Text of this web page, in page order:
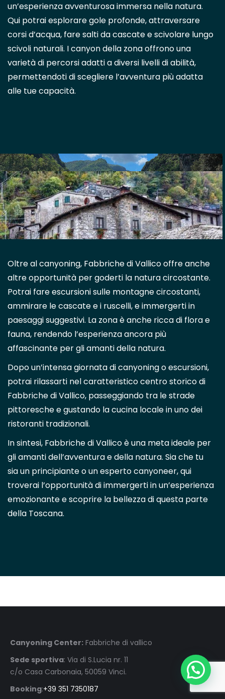
un’esperienza avventurosa immersa nella natura.
Qui potrai esplorare gole profonde, attraversare
corsi d’acqua, fare salti da cascate e scivolare lungo
scivoli naturali. I canyon della zona offrono una
varietà di percorsi adatti a diversi livelli di abilità,
permettendoti di scegliere l’avventura più adatta
alle tue capacità.
Oltre al canyoning, Fabbriche di Vallico offre anche
altre opportunità per goderti la natura circostante.
Potrai fare escursioni sulle montagne circostanti,
ammirare le cascate e i ruscelli, e immergerti in
paesaggi suggestivi. La zona è anche ricca di flora e
fauna, rendendo l’esperienza ancora più
affascinante per gli amanti della natura.
Dopo un’intensa giornata di canyoning o escursioni,
potrai rilassarti nel caratteristico centro storico di
Fabbriche di Vallico, passeggiando tra le strade
pittoresche e gustando la cucina locale in uno dei
ristoranti tradizionali.
In sintesi, Fabbriche di Vallico è una meta ideale per
gli amanti dell’avventura e della natura. Sia che tu
sia un principiante o un esperto canyoneer, qui
troverai l’opportunità di immergerti in un’esperienza
emozionante e scoprire la bellezza di questa parte
della Toscana.
Canyoning Center: Fabbriche di vallico
Sede sportiva: Via di S.Lucia nr. 11
c/o Casa Carbonaia, 50059 Vinci.
Booking:+39 351 7350187